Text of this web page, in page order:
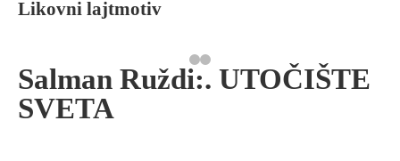
Likovni lajtmotiv
Salman Ruždi:. UTOČIŠTE
SVETA